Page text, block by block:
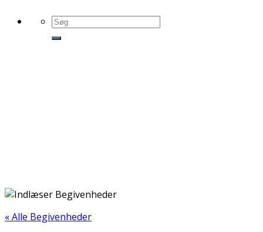
« Alle Begivenheder